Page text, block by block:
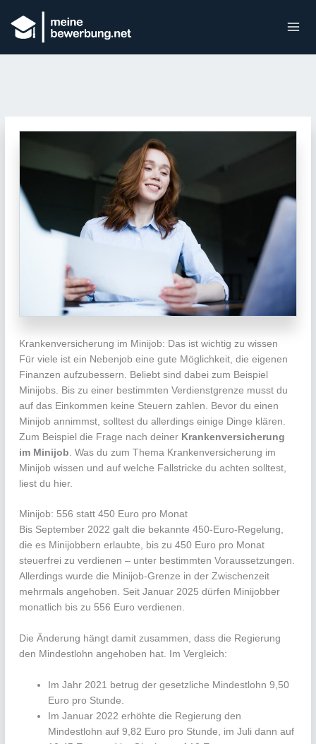
Krankenversicherung im Minijob: Das ist wichtig zu wissen
Für viele ist ein Nebenjob eine gute Möglichkeit, die eigenen
Finanzen aufzubessern. Beliebt sind dabei zum Beispiel
Minijobs. Bis zu einer bestimmten Verdienstgrenze musst du
auf das Einkommen keine Steuern zahlen. Bevor du einen
Minijob annimmst, solltest du allerdings einige Dinge klären.
Zum Beispiel die Frage nach deiner Krankenversicherung
im Minijob . Was du zum Thema Krankenversicherung im
Minijob wissen und auf welche Fallstricke du achten solltest,
liest du hier.
Minijob: 556 statt 450 Euro pro Monat
Bis September 2022 galt die bekannte 450-Euro-Regelung,
die es Minijobbern erlaubte, bis zu 450 Euro pro Monat
steuerfrei zu verdienen – unter bestimmten Voraussetzungen.
Allerdings wurde die Minijob-Grenze in der Zwischenzeit
mehrmals angehoben. Seit Januar 2025 dürfen Minijobber
monatlich bis zu 556 Euro verdienen.
Die Änderung hängt damit zusammen, dass die Regierung
den Mindestlohn angehoben hat. Im Vergleich:
Im Jahr 2021 betrug der gesetzliche Mindestlohn 9,50
Euro pro Stunde.
Im Januar 2022 erhöhte die Regierung den
Mindestlohn auf 9,82 Euro pro Stunde, im Juli dann auf